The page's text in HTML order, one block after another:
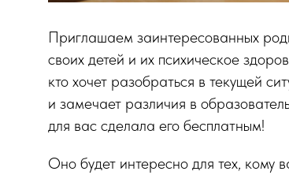
Приглашаем заинтересованных
своих детей и их психическое
кто хочет разобраться в текущей
и замечает различия в
для вас сделала его бесплатным!
Оно будет интересно для тех, кому